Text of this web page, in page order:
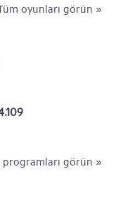
oyunları görün »
programları görün »